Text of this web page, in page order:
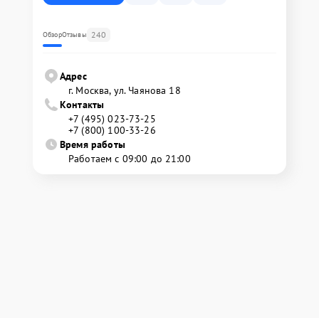
ОбзорОтзывы 240
Адрес
г. Москва, ул. Чаянова 18
Контакты
+7 (495) 023-73-25
+7 (800) 100-33-26
Время работы
Работаем с 09:00 до 21:00